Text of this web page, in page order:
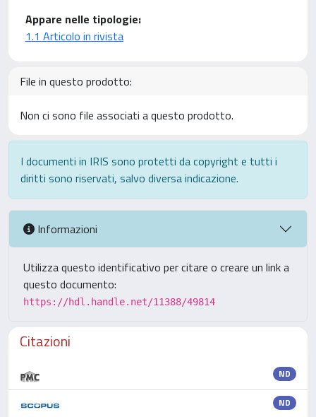
Appare nelle tipologie:
1.1 Articolo in rivista
File in questo prodotto:
Non ci sono file associati a questo prodotto.
I documenti in IRIS sono protetti da copyright e tutti i
diritti sono riservati, salvo diversa indicazione.
Informazioni
Utilizza questo identificativo per citare o creare un link a
questo documento:
https://hdl.handle.net/11388/49814
Citazioni
ND
ND